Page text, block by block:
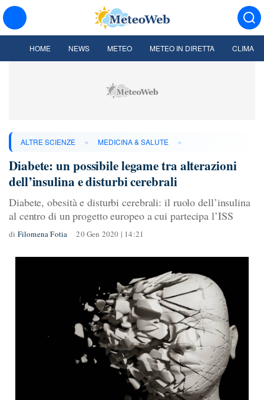
HOME NEWS METEO METEO IN DIRETTA CLIMA
ALTRE SCIENZE » MEDICINA & SALUTE »
Diabete: un possibile legame tra alterazioni
dell’insulina e disturbi cerebrali
Diabete, obesità e disturbi cerebrali: il ruolo dell’insulina
al centro di un progetto europeo a cui partecipa l’ISS
di Filomena Fotia 20 Gen 2020 | 14:21